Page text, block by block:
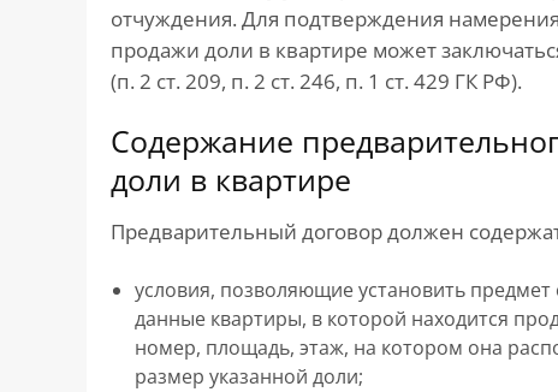
отчуждения. Для подтверждения
продажи доли в квартире может
(п. 2 ст. 209, п. 2 ст. 246, п. 1 ст. 429 ГК РФ).
Содержание
доли в квартире
Предварительный договор должен
условия, позволяющие установить
данные квартиры, в которой находится
номер, площадь, этаж, на котором она
размер указанной доли;